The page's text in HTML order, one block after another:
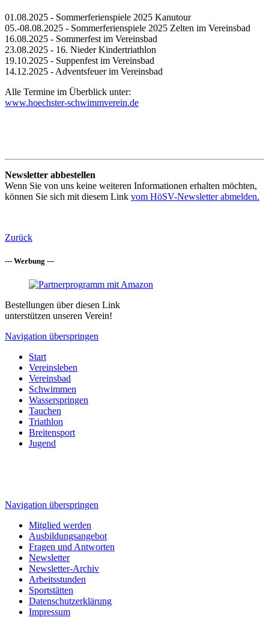
01.08.2025 - Sommerferienspiele 2025 Kanutour
05.-08.08.2025 - Sommerferienspiele 2025 Zelten im Vereinsbad
16.08.2025 - Sommerfest im Vereinsbad
23.08.2025 - 16. Nieder Kindertriathlon
19.10.2025 - Suppenfest im Vereinsbad
14.12.2025 - Adventsfeuer im Vereinsbad
Alle Termine im Überblick unter:
www.hoechster-schwimmverein.de
Newsletter abbestellen
Wenn Sie von uns keine weiteren Informationen erhalten möchten,
können Sie sich mit diesem Link vom HöSV-Newsletter abmelden.
Zurück
--- Werbung ---
Bestellungen über diesen Link
unterstützen unseren Verein!
Navigation überspringen
Start
Vereinsleben
Vereinsbad
Schwimmen
Wasserspringen
Tauchen
Triathlon
Breitensport
Jugend
Navigation überspringen
Mitglied werden
Ausbildungsangebot
Fragen und Antworten
Newsletter
Newsletter-Archiv
Arbeitsstunden
Sportstätten
Datenschutzerklärung
Impressum